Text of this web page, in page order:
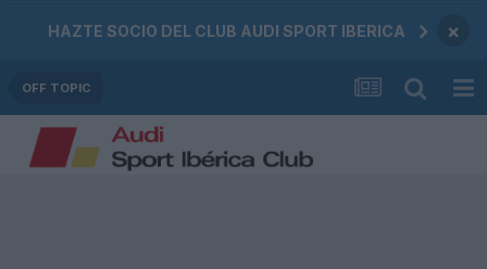
HAZTE SOCIO DEL CLUB AUDI SPORT IBERICA ×
OFF TOPIC